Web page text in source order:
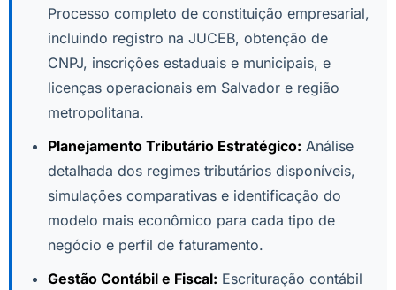
Processo completo de constituição empresarial,
incluindo registro na JUCEB, obtenção de
CNPJ, inscrições estaduais e municipais, e
licenças operacionais em Salvador e região
metropolitana.
Planejamento Tributário Estratégico: Análise
detalhada dos regimes tributários disponíveis,
simulações comparativas e identificação do
modelo mais econômico para cada tipo de
negócio e perfil de faturamento.
Gestão Contábil e Fiscal: Escrituração contábil